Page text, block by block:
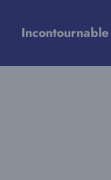
Incontournable